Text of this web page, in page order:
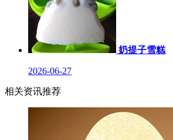
奶提子雪糕
2026-06-27
相关资讯推荐